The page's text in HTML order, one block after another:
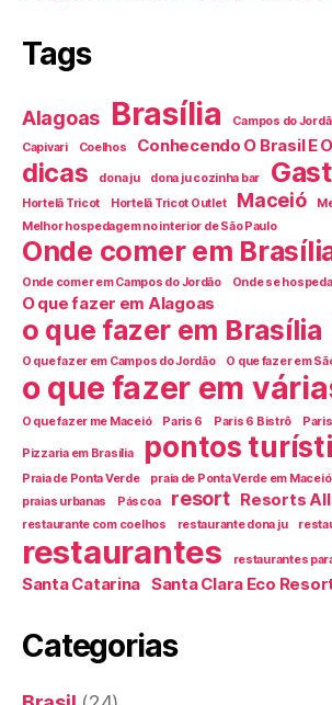
Tags
Alagoas Brasília Campos do
Capivari
Coelhos Conhecendo O Brasil E
dicas dona ju dona ju cozinha bar
Hortelã Tricot Hortelã Tricot Outlet Maceió
Melhor hospedagem no interior de São Paulo
Onde comer em
Onde comer em Campos do Jordão Onde se
O que fazer em Alagoas
o que fazer em Brasília
O que fazer em Campos do Jordão O que fazer em
o que fazer em
O que fazer me Maceió Paris 6 Paris 6 Bistrô
Pizzaria em Brasília pontos
Praia de Ponta Verde
praia de Ponta Verde em
praias urbanas
Páscoa resort Resorts
restaurante com coelhos restaurante dona ju
restaurantes restaurantes
Santa Catarina Santa Clara Eco
Categorias